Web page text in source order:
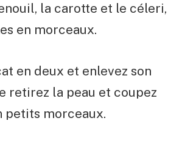
la carotte et le céleri,
en morceaux.
en deux et enlevez son
retirez la peau et coupez
petits morceaux.